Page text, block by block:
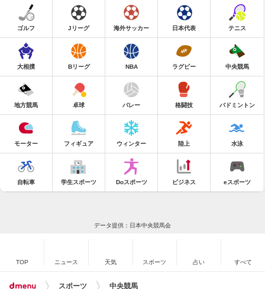
ゴルフ Jリーグ 海外サッカー 日本代表 テニス
大相撲 Bリーグ NBA ラグビー 中央競馬
地方競馬 卓球 バレー 格闘技 バドミントン
モーター フィギュア ウィンター 陸上 水泳
自転車 学生スポーツ Doスポーツ ビジネス eスポーツ
データ提供：日本中央競馬会
TOP ニュース 天気 スポーツ 占い すべて
スポーツ 中央競馬